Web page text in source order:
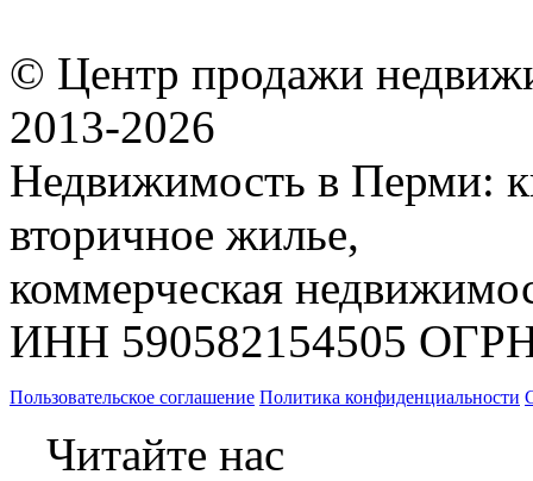
© Центр продажи
2013-2026
Недвижимость в Перми:
вторичное жилье,
коммерческая
ИНН 590582154505
Пользовательское соглашение Политика конфиденциальности
Читайте нас